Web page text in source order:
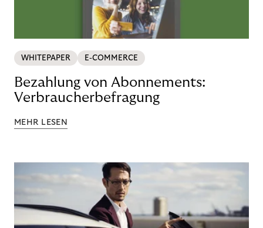
WHITEPAPER E-COMMERCE
Bezahlung von Abonnements:
Verbraucherbefragung
MEHR LESEN